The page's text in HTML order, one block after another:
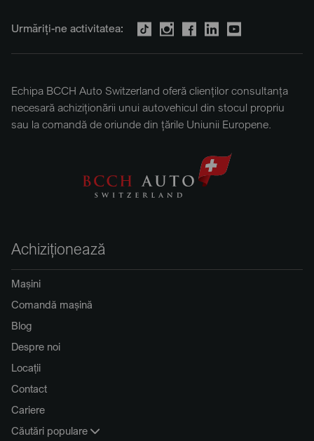
Urmăriți-ne activitatea:
Echipa BCCH Auto Switzerland oferă clienților consultanța
necesară achiziționării unui autovehicul din stocul propriu
sau la comandă de oriunde din țările Uniunii Europene.
Achiziționează
Mașini
Comandă mașină
Blog
Despre noi
Locații
Contact
Cariere
Căutări populare